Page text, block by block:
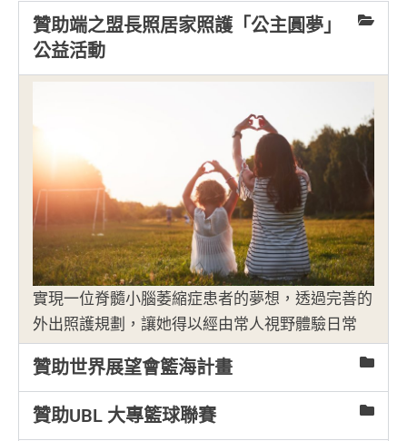
贊助端之盟長照居家照護「公主圓夢」
公益活動
實現一位脊髓小腦萎縮症患者的夢想，透過完善的
外出照護規劃，讓她得以經由常人視野體驗日常
贊助世界展望會籃海計畫
贊助UBL 大專籃球聯賽